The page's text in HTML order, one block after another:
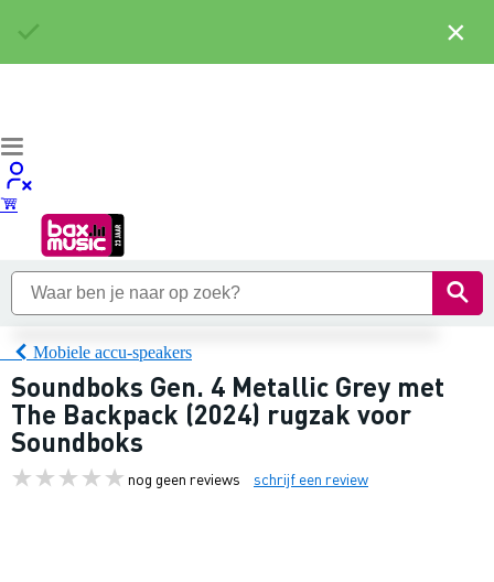
Mobiele accu-speakers
Soundboks Gen. 4 Metallic Grey met
The Backpack (2024) rugzak voor
Soundboks
nog geen reviews schrijf een review
×